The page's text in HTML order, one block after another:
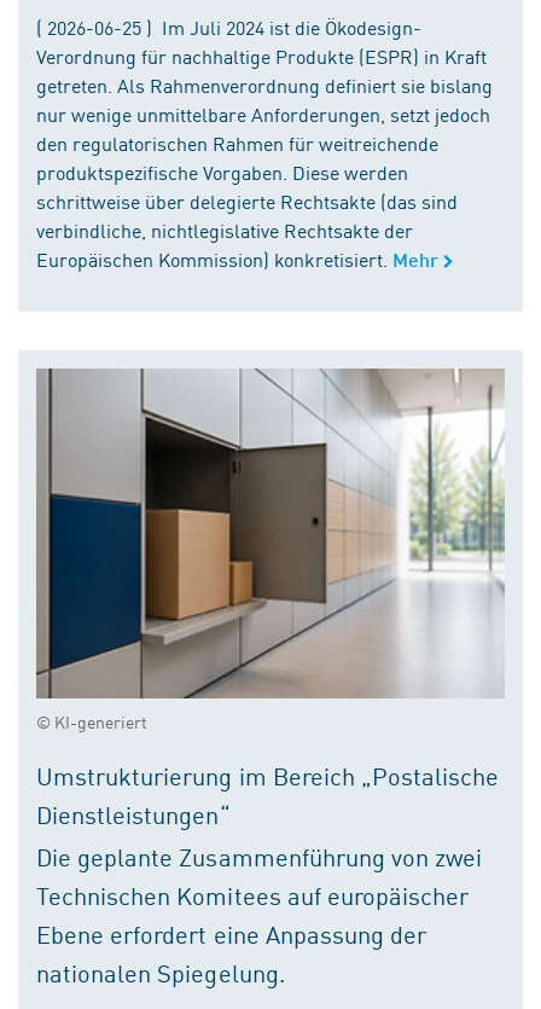
( 2026-06-25 ) Im Juli 2024 ist die Ökodesign-
Verordnung für nachhaltige Produkte (ESPR) in Kraft
getreten. Als Rahmenverordnung definiert sie bislang
nur wenige unmittelbare Anforderungen, setzt jedoch
den regulatorischen Rahmen für weitreichende
produktspezifische Vorgaben. Diese werden
schrittweise über delegierte Rechtsakte (das sind
verbindliche, nichtlegislative Rechtsakte der
Europäischen Kommission) konkretisiert. Mehr
© KI-generiert
Umstrukturierung im Bereich „Postalische
Dienstleistungen“
Die geplante Zusammenführung von zwei
Technischen Komitees auf europäischer
Ebene erfordert eine Anpassung der
nationalen Spiegelung.